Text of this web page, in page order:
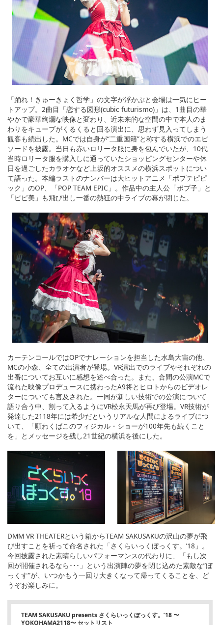
「踊れ！きゅーきょく哲学」の文字が浮かぶと会場は一気にヒー
トアップ。2曲目「恋する図形(cubic futurismo)」は、1曲目の華
やかで豪華絢爛な映像と変わり、近未来的な空間の中で本人のま
わりをキューブがくるくると回る演出に、思わず見入ってしまう
観客も続出した。MCでは自身が“二重国籍”と称する横浜でのエピ
ソードを披露。当日も赤いロリータ服に身を包んでいたが、10代
当時ロリータ服を購入しに通っていたショッピングセンターや休
日を過ごしたカラオケなど上坂的オススメの横浜スポットについ
て語った。本編ラストのナンバーは大ヒットアニメ「ポプテピピ
ック」のOP、「POP TEAM EPIC」。作品中の主人公「ポプ子」と
「ピピ美」も飛び出し一番の熱狂の中ライブの幕が閉じた。
カーテンコールではOPでナレーションを担当した水島大宙の他、
MCの小森、全ての出演者が登場。VR演出でのライブやそれぞれの
出番についてお互いに感想を述べ合った。また、合間の公演MCで
流れた映像プロデュースに携わったA9将とヒロトからのビデオレ
ターについても言及された。一同が新しい技術での公演について
語り合う中、割って入るようにVR松永天馬が再び登場。VR技術が
発達した2118年には希少だというリアルな人間によるライブにつ
いて、「願わくばこのフィジカル・ショーが100年先も続くこと
を」とメッセージを残し21世紀の横浜を後にした。
DMM VR THEATERという箱からTEAM SAKUSAKUの沢山の夢が飛
び出すことを祈って命名された「さくらいっくぼっくす。’18」。
今回披露された素晴らしいパフォーマンスの代わりに、「もし次
回が開催されるなら･･･」という出演陣の夢を閉じ込めた素敵な”ぼ
っくす”が、いつかもう一回り大きくなって帰ってくることを、ど
うぞお楽しみに。
TEAM SAKUSAKU presents さくらいっくぼっくす。’18 〜
YOKOHAMA2118〜 セットリスト